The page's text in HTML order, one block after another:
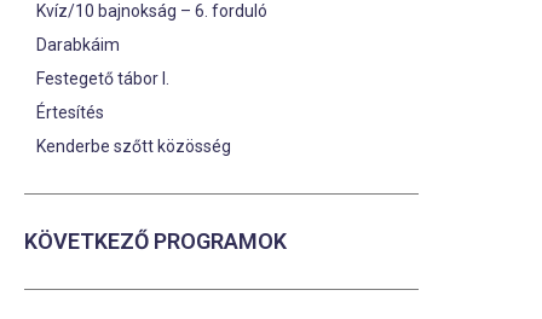
Kvíz/10 bajnokság – 6. forduló
Darabkáim
Festegető tábor I.
Értesítés
Kenderbe szőtt közösség
KÖVETKEZŐ PROGRAMOK